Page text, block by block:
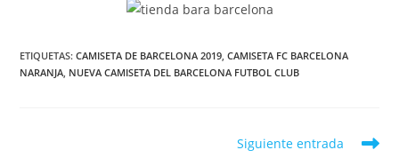
ETIQUETAS:CAMISETA DE BARCELONA 2019 CAMISETA FC BARCELONA
NARANJA NUEVA CAMISETA DEL BARCELONA FUTBOL CLUB
Siguiente entrada